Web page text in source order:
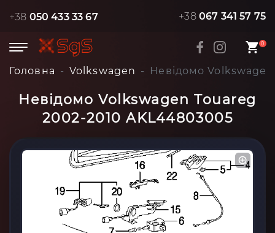
+38 050 433 33 67 +38 067 341 57 75
0
Головна Volkswagen Невідомо
Невідомо Volkswagen Touareg
2002-2010 AKL44803005